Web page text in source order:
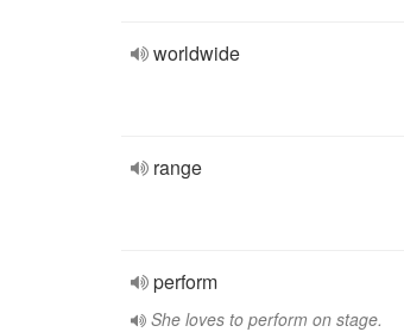
worldwide
range
perform
She loves to perform on stage.